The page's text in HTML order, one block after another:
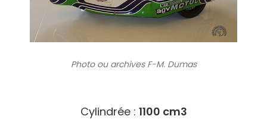
Photo ou archivesF-M. Dumas
Cylindrée : 1100 cm3